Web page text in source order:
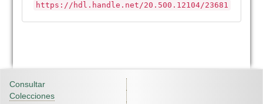
https://hdl.handle.net/20.500.12104/23681
Consultar
Colecciones